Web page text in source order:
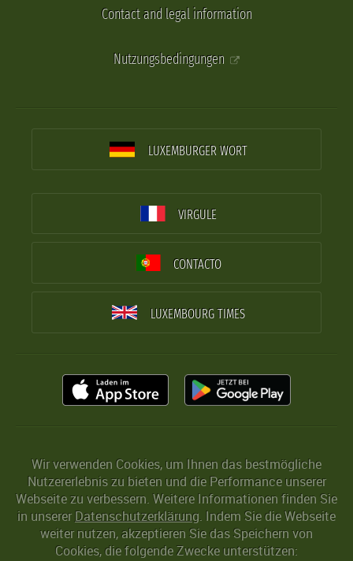
Contact and legal information
Nutzungsbedingungen
LUXEMBURGER WORT
VIRGULE
CONTACTO
LUXEMBOURG TIMES
Wir verwenden Cookies, um Ihnen das bestmögliche
Nutzererlebnis zu bieten und die Performance unserer
Webseite zu verbessern. Weitere Informationen finden Sie
in unserer Datenschutzerklärung. Indem Sie die Webseite
weiter nutzen, akzeptieren Sie das Speichern von
Cookies, die folgende Zwecke unterstützen: